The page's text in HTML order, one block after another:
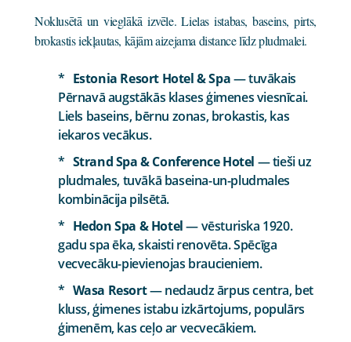
Noklusētā un vieglākā izvēle. Lielas istabas, baseins, pirts,
brokastis iekļautas, kājām aizejama distance līdz pludmalei.
Estonia Resort Hotel & Spa— tuvākais
Pērnavā augstākās klases ģimenes viesnīcai.
Liels baseins, bērnu zonas, brokastis, kas
iekaros vecākus.
Strand Spa & Conference Hotel — tieši uz
pludmales, tuvākā baseina-un-pludmales
kombinācija pilsētā.
Hedon Spa & Hotel— vēsturiska 1920.
gadu spa ēka, skaisti renovēta. Spēcīga
vecvecāku-pievienojas braucieniem.
Wasa Resort— nedaudz ārpus centra, bet
kluss, ģimenes istabu izkārtojums, populārs
ģimenēm, kas ceļo ar vecvecākiem.